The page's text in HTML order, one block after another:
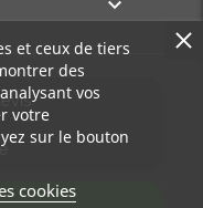

et ceux de tiers
des
vos
votre
sur le bouton
cookies